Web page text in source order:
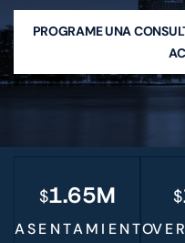
ABOGADO
DAÑOS EN
ABOGADO
ÁREAS QUE
KENDALL Y
DORAL
PROGRAME UNA
$1.65M
ASENTAMIENTO
$